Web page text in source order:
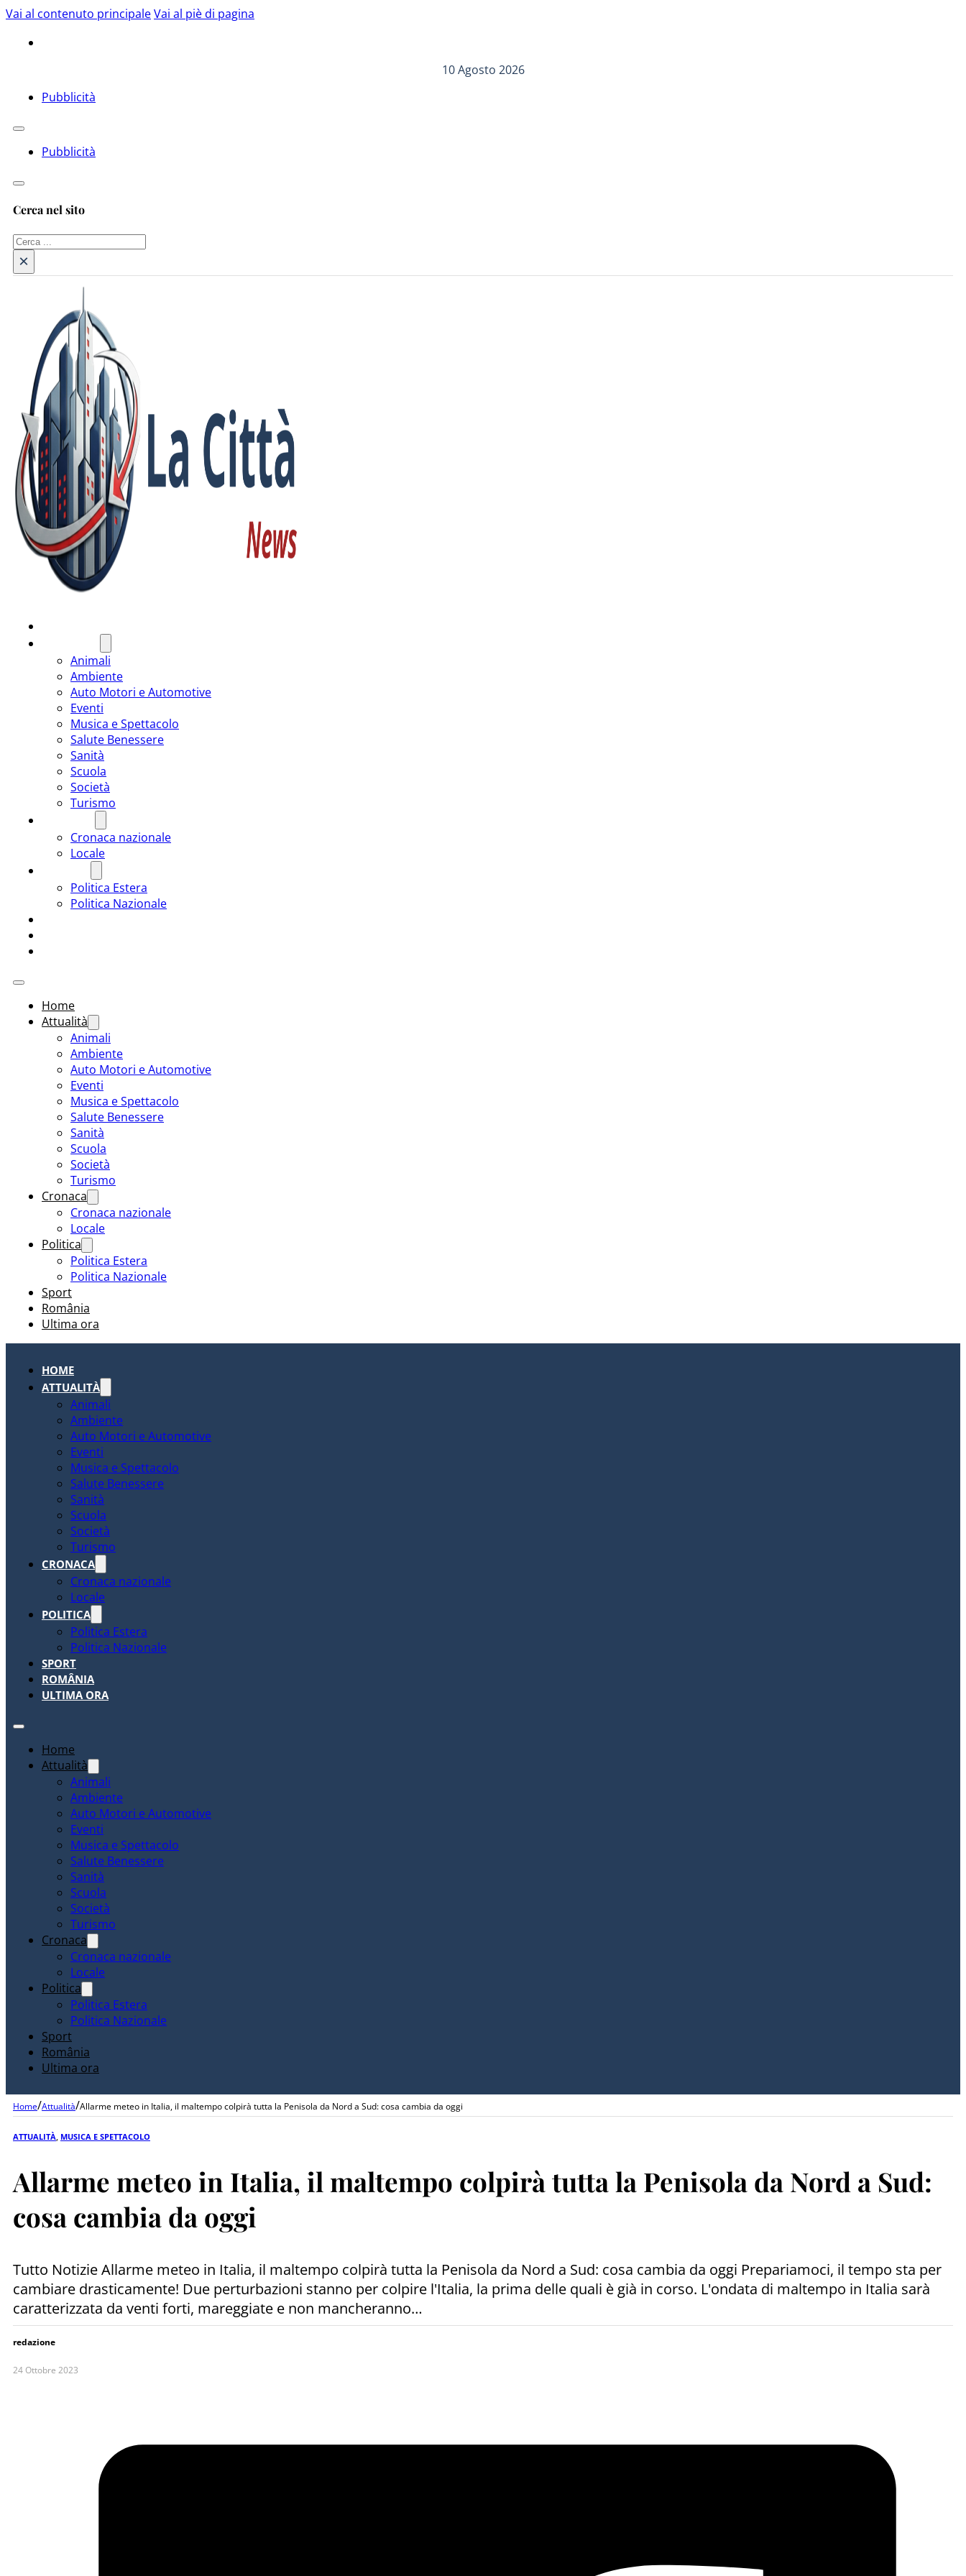
Vai al contenuto principaleVai al piè di pagina
10 Agosto 2026
Pubblicità
Pubblicità
Cerca nel sito
Cerca
×
Animali
Ambiente
Auto Motori e Automotive
Eventi
Musica e Spettacolo
Salute Benessere
Sanità
Scuola
Società
Turismo
Cronaca nazionale
Locale
Politica Estera
Politica Nazionale
Home
Attualità
Animali
Ambiente
Auto Motori e Automotive
Eventi
Musica e Spettacolo
Salute Benessere
Sanità
Scuola
Società
Turismo
Cronaca
Cronaca nazionale
Locale
Politica
Politica Estera
Politica Nazionale
Sport
România
Ultima ora
HOME
ATTUALITÀ
Animali
Ambiente
Auto Motori e Automotive
Eventi
Musica e Spettacolo
Salute Benessere
Sanità
Scuola
Società
Turismo
CRONACA
Cronaca nazionale
Locale
POLITICA
Politica Estera
Politica Nazionale
SPORT
ROMÂNIA
ULTIMA ORA
Home
Attualità
Animali
Ambiente
Auto Motori e Automotive
Eventi
Musica e Spettacolo
Salute Benessere
Sanità
Scuola
Società
Turismo
Cronaca
Cronaca nazionale
Locale
Politica
Politica Estera
Politica Nazionale
Sport
România
Ultima ora
Home/Attualità/Allarme meteo in Italia, il maltempo colpirà tutta la Penisola da Nord a Sud: cosa cambia da oggi
ATTUALITÀ MUSICA E SPETTACOLO
Allarme meteo in Italia, il maltempo colpirà tutta la Penisola da Nord a Sud:
cosa cambia da oggi
Tutto Notizie Allarme meteo in Italia, il maltempo colpirà tutta la Penisola da Nord a Sud: cosa cambia da oggi Prepariamoci, il tempo sta per
cambiare drasticamente! Due perturbazioni stanno per colpire l'Italia, la prima delle quali è già in corso. L'ondata di maltempo in Italia sarà
caratterizzata da venti forti, mareggiate e non mancheranno…
redazione
24 Ottobre 2023